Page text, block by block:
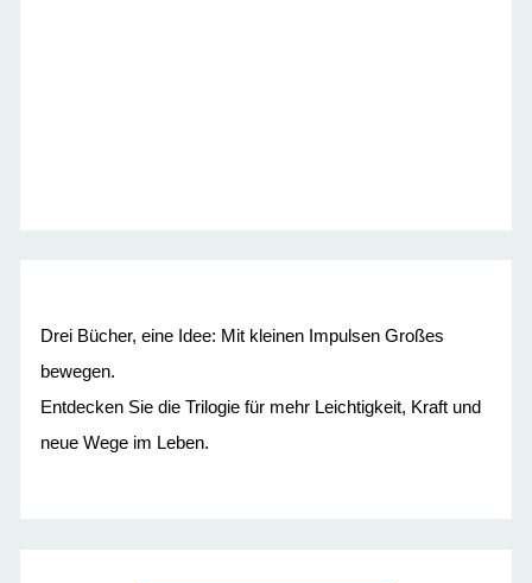
Drei Bücher, eine Idee: Mit kleinen Impulsen Großes
bewegen.
Entdecken Sie die Trilogie für mehr Leichtigkeit, Kraft und
neue Wege im Leben.